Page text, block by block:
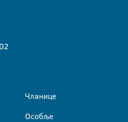
Чланице
Особље